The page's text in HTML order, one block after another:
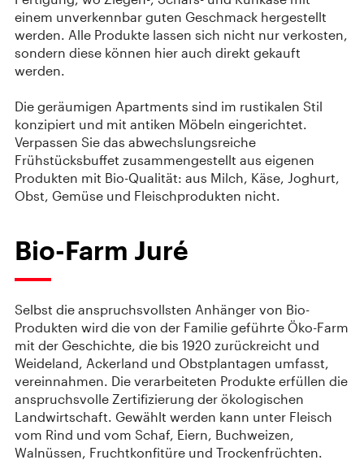
einem unverkennbar guten Geschmack hergestellt
werden. Alle Produkte lassen sich nicht nur verkosten,
sondern diese können hier auch direkt gekauft
werden.
Die geräumigen Apartments sind im rustikalen Stil
konzipiert und mit antiken Möbeln eingerichtet.
Verpassen Sie das abwechslungsreiche
Frühstücksbuffet zusammengestellt aus eigenen
Produkten mit Bio-Qualität: aus Milch, Käse, Joghurt,
Obst, Gemüse und Fleischprodukten nicht.
Bio-Farm Juré
Selbst die anspruchsvollsten Anhänger von Bio-
Produkten wird die von der Familie geführte Öko-Farm
mit der Geschichte, die bis 1920 zurückreicht und
Weideland, Ackerland und Obstplantagen umfasst,
vereinnahmen. Die verarbeiteten Produkte erfüllen die
anspruchsvolle Zertifizierung der ökologischen
Landwirtschaft. Gewählt werden kann unter Fleisch
vom Rind und vom Schaf, Eiern, Buchweizen,
Walnüssen, Fruchtkonfitüre und Trockenfrüchten.